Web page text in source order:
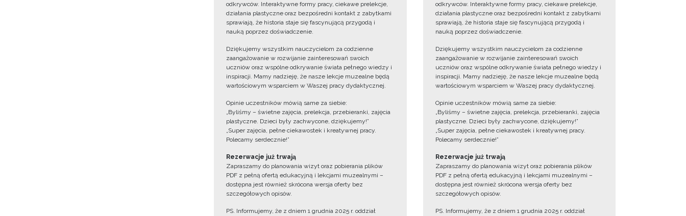
odkrywców. Interaktywne formy pracy, ciekawe prelekcje,
działania plastyczne oraz bezpośredni kontakt z zabytkami
sprawiają, że historia staje się fascynującą przygodą i
nauką poprzez doświadczenie.
Dziękujemy wszystkim nauczycielom za codzienne
zaangażowanie w rozwijanie zainteresowań swoich
uczniów oraz wspólne odkrywanie świata pełnego wiedzy i
inspiracji. Mamy nadzieję, że nasze lekcje muzealne będą
wartościowym wsparciem w Waszej pracy dydaktycznej.
Opinie uczestników mówią same za siebie:
„Byliśmy – świetne zajęcia, prelekcja, przebieranki, zajęcia
plastyczne. Dzieci były zachwycone, dziękujemy!”
„Super zajęcia, pełne ciekawostek i kreatywnej pracy.
Polecamy serdecznie!”
Rezerwacje już trwają
Zapraszamy do planowania wizyt oraz pobierania plików
PDF z pełną ofertą edukacyjną i lekcjami muzealnymi –
dostępna jest również skrócona wersja oferty bez
szczegółowych opisów.
PS. Informujemy, że z dniem 1 grudnia 2025 r. oddział
odkrywców. Interaktywne formy pracy, ciekawe prelekcje,
działania plastyczne oraz bezpośredni kontakt z zabytkami
sprawiają, że historia staje się fascynującą przygodą i
nauką poprzez doświadczenie.
Dziękujemy wszystkim nauczycielom za codzienne
zaangażowanie w rozwijanie zainteresowań swoich
uczniów oraz wspólne odkrywanie świata pełnego wiedzy i
inspiracji. Mamy nadzieję, że nasze lekcje muzealne będą
wartościowym wsparciem w Waszej pracy dydaktycznej.
Opinie uczestników mówią same za siebie:
„Byliśmy – świetne zajęcia, prelekcja, przebieranki, zajęcia
plastyczne. Dzieci były zachwycone, dziękujemy!”
„Super zajęcia, pełne ciekawostek i kreatywnej pracy.
Polecamy serdecznie!”
Rezerwacje już trwają
Zapraszamy do planowania wizyt oraz pobierania plików
PDF z pełną ofertą edukacyjną i lekcjami muzealnymi –
dostępna jest również skrócona wersja oferty bez
szczegółowych opisów.
PS. Informujemy, że z dniem 1 grudnia 2025 r. oddział